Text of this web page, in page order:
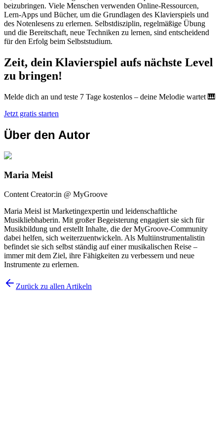
beizubringen. Viele Menschen verwenden Online-Ressourcen,
Lern-Apps und Bücher, um die Grundlagen des Klavierspiels und
des Notenlesens zu erlernen. Selbstdisziplin, regelmäßige Übung
und die Bereitschaft, neue Techniken zu lernen, sind entscheidend
für den Erfolg beim Selbststudium.
Zeit, dein Klavierspiel aufs nächste Level
zu bringen!
Melde dich an und teste 7 Tage kostenlos – deine Melodie wartet 🎹
Jetzt gratis starten
Über den Autor
Maria Meisl
Content Creator:in @ MyGroove
Maria Meisl ist Marketingexpertin und leidenschaftliche
Musikliebhaberin. Mit großer Begeisterung engagiert sie sich für
Musikbildung und erstellt Inhalte, die der MyGroove-Community
dabei helfen, sich weiterzuentwickeln. Als Multiinstrumentalistin
befindet sie sich selbst ständig auf einer musikalischen Reise –
immer mit dem Ziel, ihre Fähigkeiten zu verbessern und neue
Instrumente zu erlernen.
Zurück zu allen Artikeln